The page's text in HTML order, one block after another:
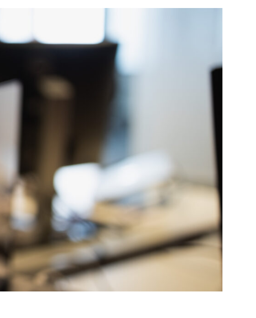
Verkkomainonta
Verkkopalvelun uudistaminen
Vuosiraportointi
WordPress
Yhteisöviestintä